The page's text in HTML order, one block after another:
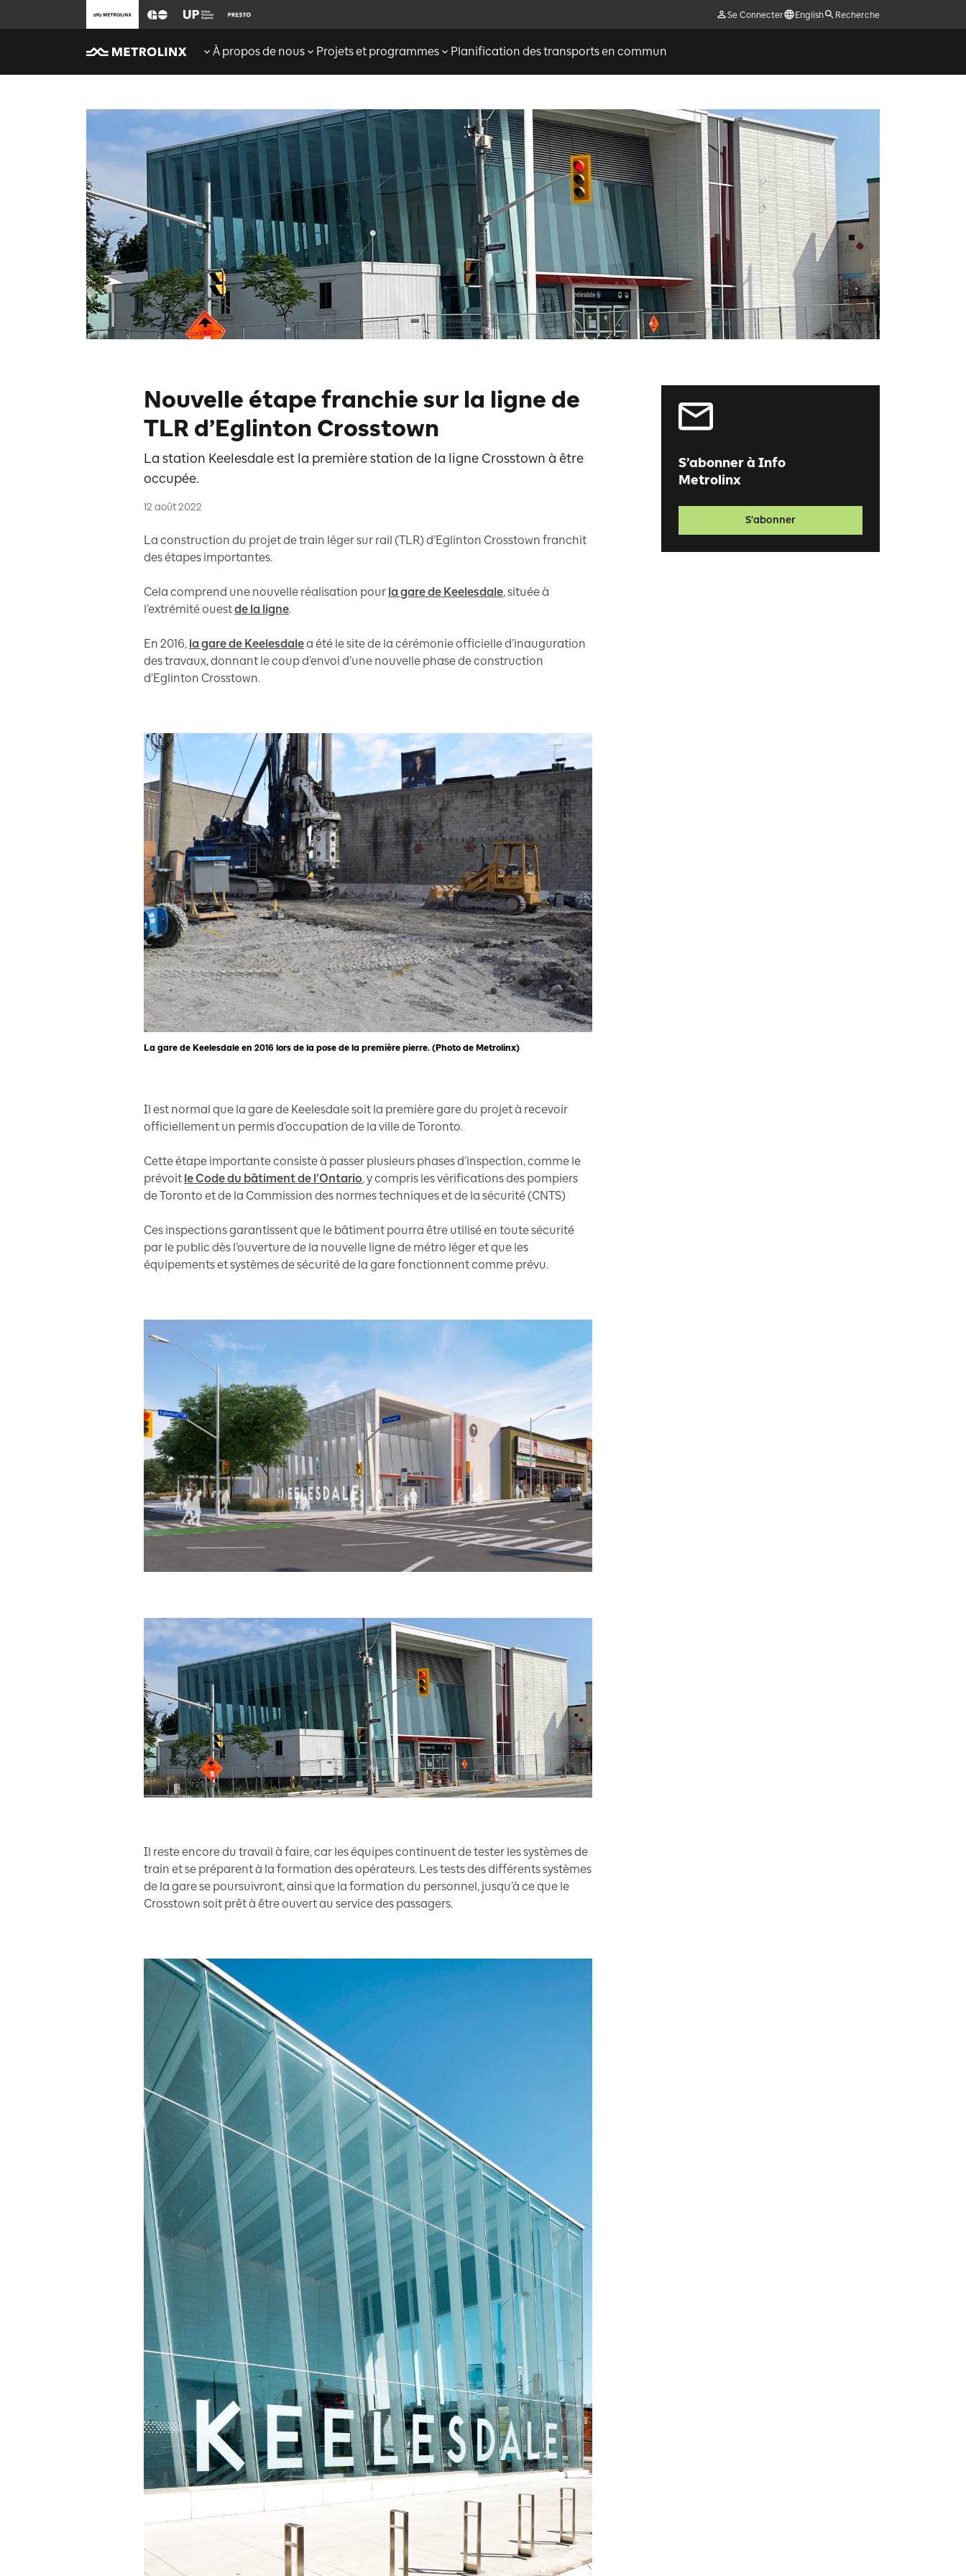
Se Connecter English Recherche
À propos de nous Projets et programmes Planification des transports en commun
Nouvelle étape franchie sur la ligne de
TLR d’Eglinton Crosstown
La station Keelesdale est la première station de la ligne Crosstown à être
occupée.
12 août 2022
La construction du projet de train léger sur rail (TLR) d’Eglinton Crosstown franchit
des étapes importantes.
Cela comprend une nouvelle réalisation pour la gare de Keelesdale, située à
l’extrémité ouestde la ligne.
En 2016, la gare de Keelesdalea été le site de la cérémonie officielle d’inauguration
des travaux, donnant le coup d’envoi d’une nouvelle phase de construction
d’Eglinton Crosstown.
La gare de Keelesdale en 2016 lors de la pose de la première pierre. (Photo de Metrolinx)
Il est normal que la gare de Keelesdale soit la première gare du projet à recevoir
officiellement un permis d’occupation de la ville de Toronto.
Cette étape importante consiste à passer plusieurs phases d’inspection, comme le
prévoit le Code du bâtiment de l’Ontario, y compris les vérifications des pompiers
de Toronto et de la Commission des normes techniques et de la sécurité (CNTS)
Ces inspections garantissent que le bâtiment pourra être utilisé en toute sécurité
par le public dès l’ouverture de la nouvelle ligne de métro léger et que les
équipements et systèmes de sécurité de la gare fonctionnent comme prévu.
Il reste encore du travail à faire, car les équipes continuent de tester les systèmes de
train et se préparent à la formation des opérateurs. Les tests des différents systèmes
de la gare se poursuivront, ainsi que la formation du personnel, jusqu’à ce que le
Crosstown soit prêt à être ouvert au service des passagers.
S’abonner à Info
Metrolinx
S’abonner